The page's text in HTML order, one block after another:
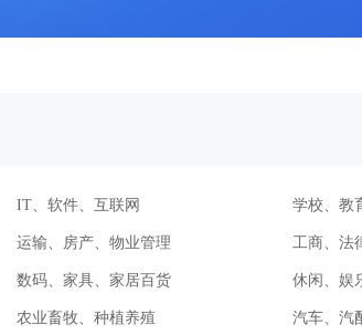
IT、软件、互联网 学校、教
运输、房产、物业管理 工商、法
数码、家具、家居百货 休闲、娱
农业畜牧、种植养殖 汽车、汽